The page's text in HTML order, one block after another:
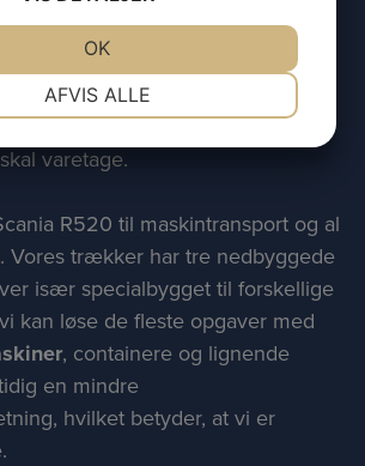
for maskintransport, og det er
opgaver til de helt store
meget velkommen til at
du har en transportopgave, som
varetage.
R520 til maskintransport og al
Vores trækker har tre nedbyggede
især specialbygget til forskellige
kan løse de fleste opgaver med
, containere og lignende
en mindre
hvilket betyder, at vi er
AFVIS ALLE
OK